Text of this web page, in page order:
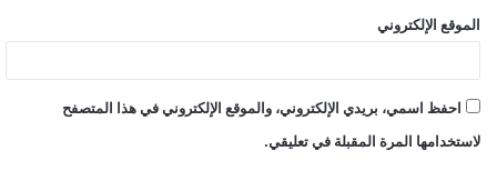
الموقع الإلكتروني
احفظ اسمي، بريدي الإلكتروني، والموقع الإلكتروني في هذا المتصفح
لاستخدامها المرة المقبلة في تعليقي.